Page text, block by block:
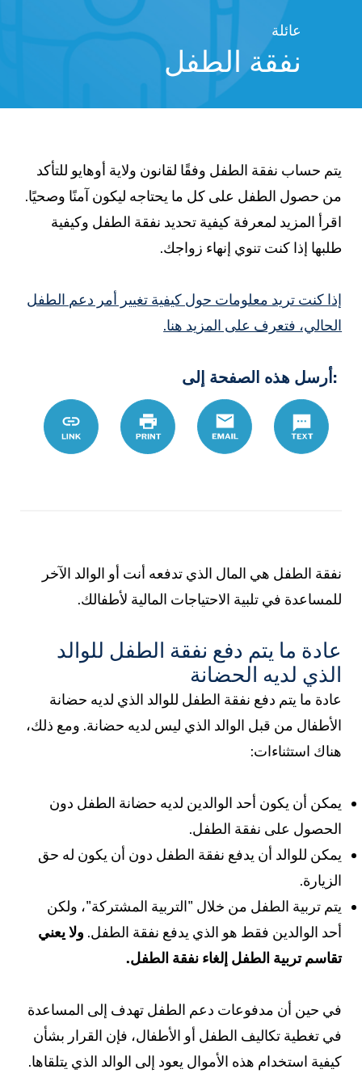
عائلة
نفقة الطفل
يتم حساب نفقة الطفل وفقًا لقانون ولاية أوهايو للتأكد
من حصول الطفل على كل ما يحتاجه ليكون آمنًا وصحيًا.
اقرأ المزيد لمعرفة كيفية تحديد نفقة الطفل وكيفية
طلبها إذا كنت تنوي إنهاء زواجك.
إذا كنت تريد معلومات حول كيفية تغيير أمر دعم الطفل
الحالي، فتعرف على المزيد هنا.
:أرسل هذه الصفحة إلى
Text
Email
Print
Link
نفقة الطفل هي المال الذي تدفعه أنت أو الوالد الآخر
للمساعدة في تلبية الاحتياجات المالية لأطفالك.
عادة ما يتم دفع نفقة الطفل للوالد
الذي لديه الحضانة
عادة ما يتم دفع نفقة الطفل للوالد الذي لديه حضانة
الأطفال من قبل الوالد الذي ليس لديه حضانة. ومع ذلك،
هناك استثناءات:
يمكن أن يكون أحد الوالدين لديه حضانة الطفل دون
الحصول على نفقة الطفل.
يمكن للوالد أن يدفع نفقة الطفل دون أن يكون له حق
الزيارة.
يتم تربية الطفل من خلال "التربية المشتركة"، ولكن
أحد الوالدين فقط هو الذي يدفع نفقة الطفل. ولا يعني
تقاسم تربية الطفل إلغاء نفقة الطفل.
في حين أن مدفوعات دعم الطفل تهدف إلى المساعدة
في تغطية تكاليف الطفل أو الأطفال، فإن القرار بشأن
كيفية استخدام هذه الأموال يعود إلى الوالد الذي يتلقاها.